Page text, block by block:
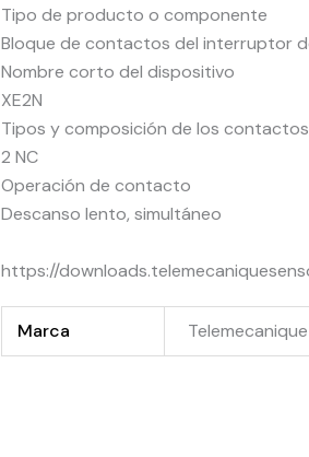
Tipo de producto o componente
Bloque de contactos del interruptor
Nombre corto del dispositivo
XE2N
Tipos y composición de los contactos
2 NC
Operación de contacto
Descanso lento, simultáneo
https://
Marca Telemecanique